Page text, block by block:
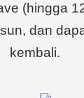
(hingga
dan
kembali.